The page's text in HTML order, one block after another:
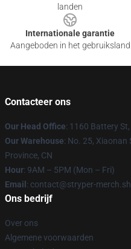
landen
Internationale garantie
Aangeboden in het gebruiksland
Contacteer ons
Our Head Office: 1160 Battery
Our Warehouse: No. 25, Xiaonan
Province, CN
Hour: 9AM – 5PM (Mon – Fri)
Email : contact@stryper-
Ons bedrijf
Over ons
Algemene voorwaarden